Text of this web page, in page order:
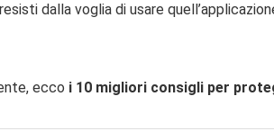
dalla voglia di usare
ecco i 10 migliori consigli per